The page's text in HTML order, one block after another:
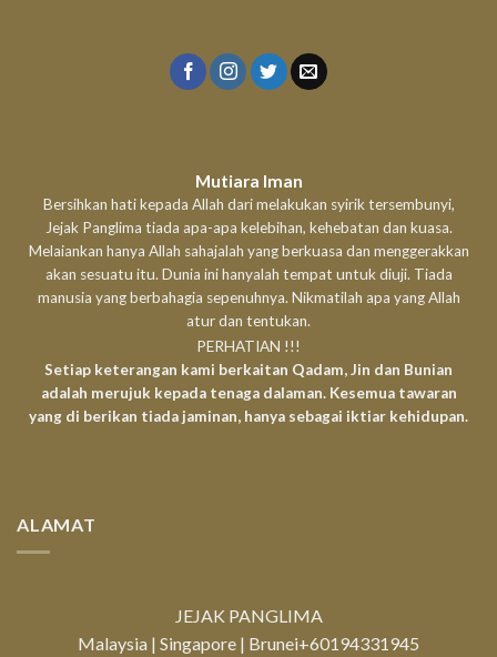
Mutiara Iman
Bersihkan hati kepada Allah dari melakukan syirik tersembunyi,
Jejak Panglima tiada apa-apa kelebihan, kehebatan dan kuasa.
Melaiankan hanya Allah sahajalah yang berkuasa dan menggerakkan
akan sesuatu itu. Dunia ini hanyalah tempat untuk diuji. Tiada
manusia yang berbahagia sepenuhnya. Nikmatilah apa yang Allah
atur dan tentukan.
PERHATIAN !!!
Setiap keterangan kami berkaitan Qadam, Jin dan Bunian
adalah merujuk kepada tenaga dalaman. Kesemua tawaran
yang di berikan tiada jaminan, hanya sebagai iktiar kehidupan.
ALAMAT
JEJAK PANGLIMA
Malaysia | Singapore | Brunei+60194331945